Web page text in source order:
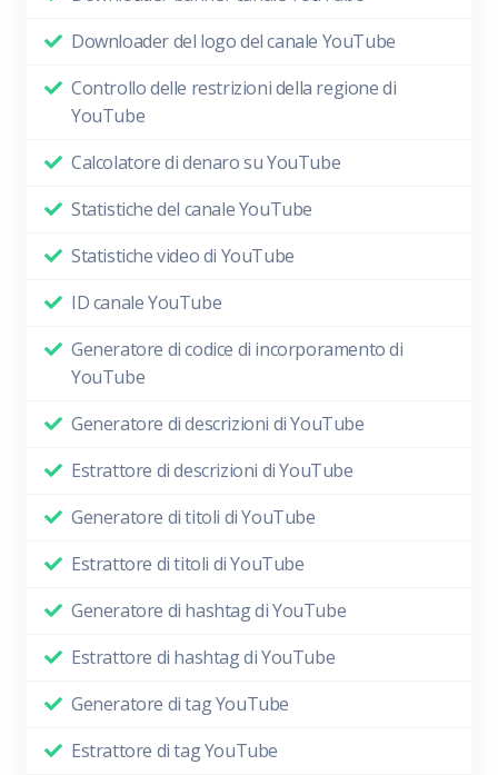
Downloader del logo del canale YouTube
Controllo delle restrizioni della regione di
YouTube
Calcolatore di denaro su YouTube
Statistiche del canale YouTube
Statistiche video di YouTube
ID canale YouTube
Generatore di codice di incorporamento di
YouTube
Generatore di descrizioni di YouTube
Estrattore di descrizioni di YouTube
Generatore di titoli di YouTube
Estrattore di titoli di YouTube
Generatore di hashtag di YouTube
Estrattore di hashtag di YouTube
Generatore di tag YouTube
Estrattore di tag YouTube